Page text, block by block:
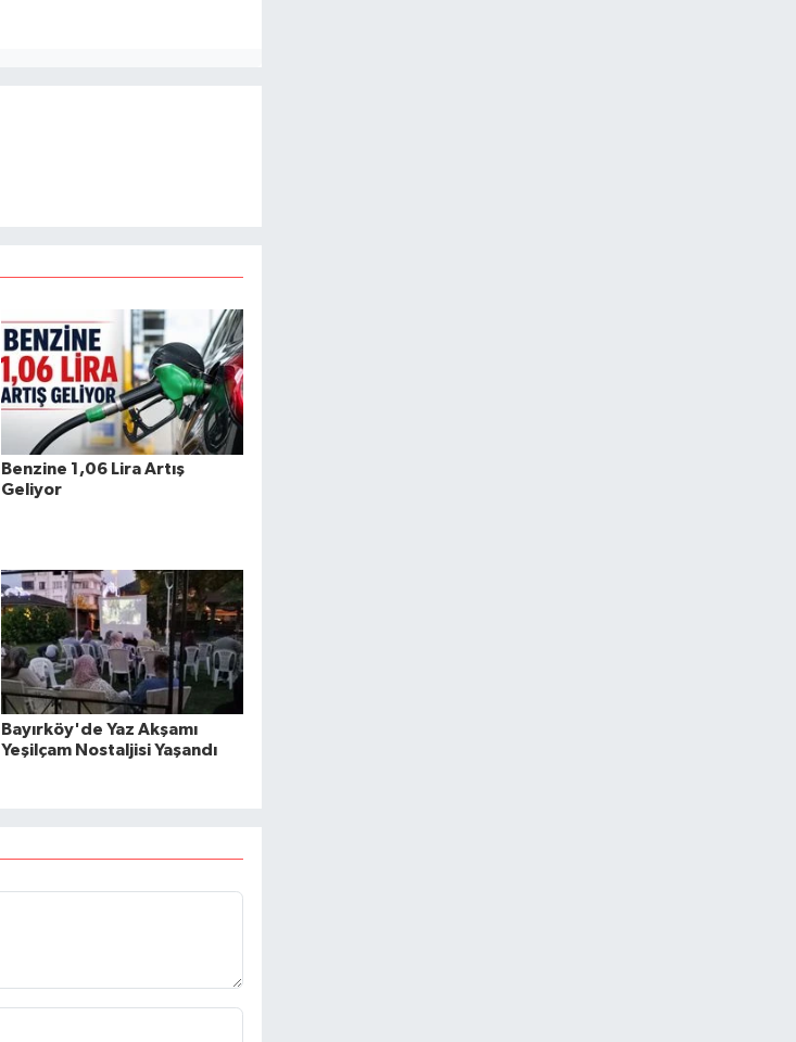
Benzine 1,06 Lira Artış
Geliyor
Bayırköy'de Yaz Akşamı
Yeşilçam Nostaljisi Yaşandı